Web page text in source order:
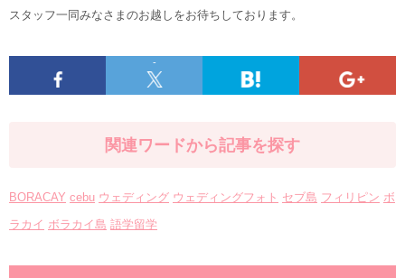
スタッフ一同みなさまのお越しをお待ちしております。
-
関連ワードから記事を探す
BORACAY cebu ウェディング ウェディングフォト セブ島 フィリピン ボ
ラカイ ボラカイ島 語学留学